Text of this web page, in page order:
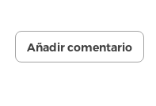
Añadir comentario